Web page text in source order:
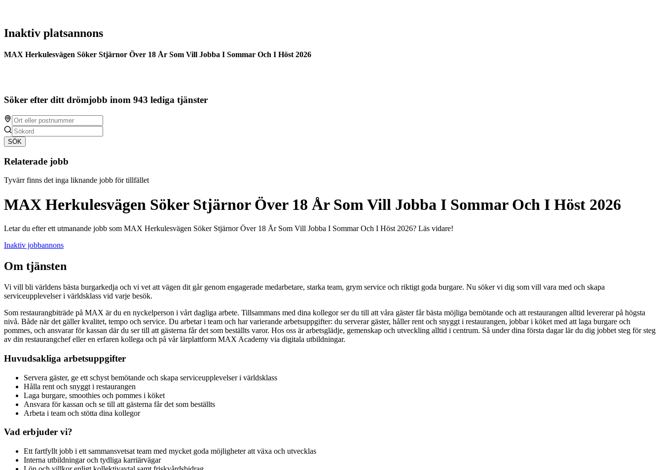
Inaktiv platsannons
MAX Herkulesvägen Söker Stjärnor Över 18 År Som Vill Jobba I Sommar Och I Höst 2026
Söker efter ditt drömjobb inom 943 lediga tjänster
SÖK
Relaterade jobb
Tyvärr finns det inga liknande jobb för tillfället
MAX Herkulesvägen Söker Stjärnor Över 18 År Som Vill Jobba I Sommar Och I Höst 2026
Letar du efter ett utmanande jobb som MAX Herkulesvägen Söker Stjärnor Över 18 År Som Vill Jobba I Sommar Och I Höst 2026? Läs vidare!
Inaktiv jobbannons
Om tjänsten
Vi vill bli världens bästa burgarkedja och vi vet att vägen dit går genom engagerade medarbetare, starka team, grym service och riktigt goda burgare. Nu söker vi dig som vill vara med och skapa
serviceupplevelser i världsklass vid varje besök.
Som restaurangbiträde på MAX är du en nyckelperson i vårt dagliga arbete. Tillsammans med dina kollegor ser du till att våra gäster får bästa möjliga bemötande och att restaurangen alltid levererar på högsta
nivå. Både när det gäller kvalitet, tempo och service. Du arbetar i team och har varierande arbetsuppgifter: du serverar gäster, håller rent och snyggt i restaurangen, jobbar i köket med att laga burgare och
pommes, och ansvarar för kassan där du ser till att gästerna får det som beställts varor. Hos oss är arbetsglädje, gemenskap och utveckling alltid i centrum. Så under dina första dagar lär du dig jobbet steg för steg
av din restaurangchef eller en erfaren kollega och på vår lärplattform MAX Academy via digitala utbildningar.
Huvudsakliga arbetsuppgifter
Servera gäster, ge ett schyst bemötande och skapa serviceupplevelser i världsklass
Hålla rent och snyggt i restaurangen
Laga burgare, smoothies och pommes i köket
Ansvara för kassan och se till att gästerna får det som beställts
Arbeta i team och stötta dina kollegor
Vad erbjuder vi?
Ett fartfyllt jobb i ett sammansvetsat team med mycket goda möjligheter att växa och utvecklas
Interna utbildningar och tydliga karriärvägar